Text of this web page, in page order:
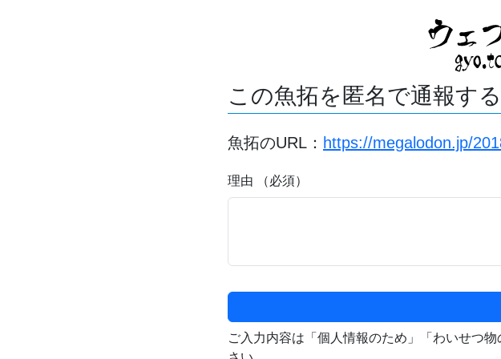
この魚拓を匿名で通報する
魚拓のURL： https://megalodon.jp/
理由 （必須）
ご入力内容は「個人情報のため」「わいせつ